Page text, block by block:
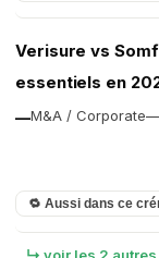
Verisure vs
essentiels en
M&A / Corporate
— —
🔁 Aussi dans ce